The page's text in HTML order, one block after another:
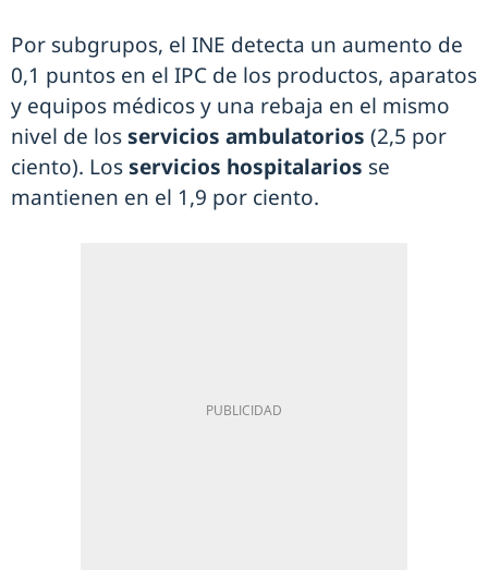
Por subgrupos, el INE detecta un aumento de
0,1 puntos en el IPC de los productos, aparatos
y equipos médicos y una rebaja en el mismo
nivel de losservicios ambulatorios (2,5 por
ciento). Losservicios hospitalarios se
mantienen en el 1,9 por ciento.